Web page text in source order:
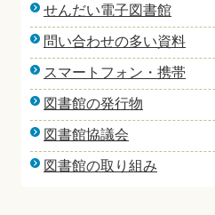
せんだい電子図書館
問い合わせの多い資料
スマートフォン・携帯
図書館の発行物
図書館協議会
図書館の取り組み